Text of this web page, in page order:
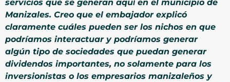
servicios que se generan aquí́ en el municipio de
Manizales. Creo que el embajador explicó
claramente cuáles pueden ser los nichos en que
podríamos interactuar y podríamos generar
algún tipo de sociedades que puedan generar
dividendos importantes, no solamente para los
inversionistas o los empresarios manizaleños y